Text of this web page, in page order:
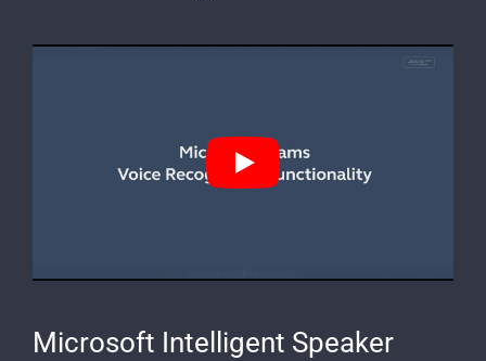
Microsoft Intelligent Speaker